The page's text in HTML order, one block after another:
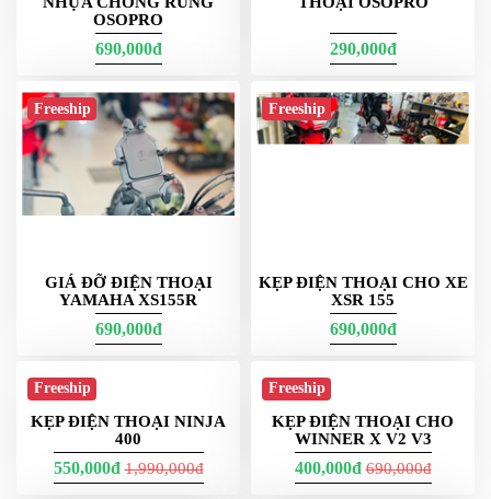
OSOPRO
690,000đ 290,000đ
Freeship
GIÁ ĐỠ ĐIỆN THOẠI
YAMAHA XS155R
690,000đ
Freeship
KẸP ĐIỆN THOẠI CHO XE
XSR 155
690,000đ
Freeship
KẸP ĐIỆN THOẠI NINJA
400
550,000đ1,990,000đ
Freeship
KẸP ĐIỆN THOẠI CHO
WINNER X V2 V3
400,000đ690,000đ